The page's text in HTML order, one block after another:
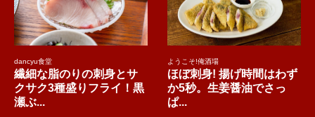
dancyu食堂
繊細な脂のりの刺身とサ
クサク3種盛りフライ！黒
瀬ぶ...
ようこそ!俺酒場
ほぼ刺身! 揚げ時間はわず
か5秒。生姜醤油でさっ
ぱ...